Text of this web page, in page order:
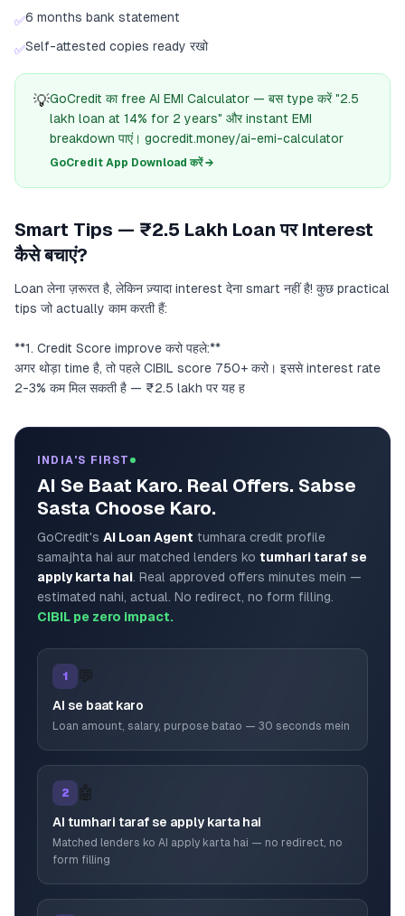
✅6 months bank statement
✅Self-attested copies ready रखो
💡GoCredit का free AI EMI Calculator — बस type करें "2.5
lakh loan at 14% for 2 years" और instant EMI
breakdown पाएं। gocredit.money/ai-emi-calculator
GoCredit App Download करें →
Smart Tips — ₹2.5 Lakh Loan पर Interest
कैसे बचाएं?
Loan लेना ज़रूरत है, लेकिन ज़्यादा interest देना smart नहीं है! कुछ practical
tips जो actually काम करती हैं:
**1. Credit Score improve करो पहले:**
अगर थोड़ा time है, तो पहले CIBIL score 750+ करो। इससे interest rate
2-3% कम मिल सकती है — ₹2.5 lakh पर यह ह
INDIA'S FIRST
AI Se Baat Karo. Real Offers. Sabse
Sasta Choose Karo.
GoCredit's AI Loan Agent tumhara credit profile
samajhta hai aur matched lenders ko tumhari taraf se
apply karta hai. Real approved offers minutes mein —
estimated nahi, actual. No redirect, no form filling.
CIBIL pe zero impact.
1 💬
AI se baat karo
Loan amount, salary, purpose batao — 30 seconds mein
2 🤖
AI tumhari taraf se apply karta hai
Matched lenders ko AI apply karta hai — no redirect, no
form filling